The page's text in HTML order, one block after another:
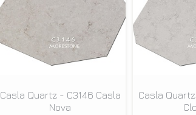
Casla Quartz - C3146 Casla
Nova
Casla